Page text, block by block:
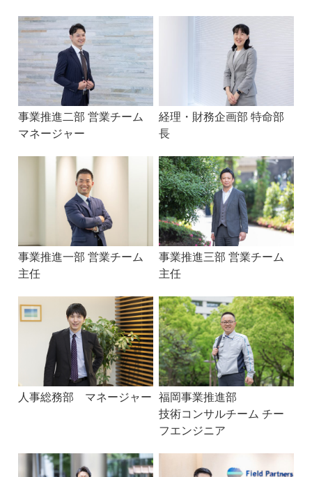
事業推進二部 営業チーム
マネージャー
経理・財務企画部 特命部
長
事業推進一部 営業チーム
主任
事業推進三部 営業チーム
主任
人事総務部 マネージャー
福岡事業推進部
技術コンサルチーム チー
フエンジニア